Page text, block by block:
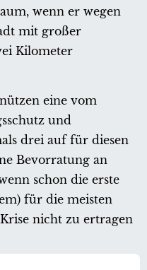
wenn er wegen
mit großer
Kilometer
eine vom
und
drei auf für diesen
Bevorratung an
schon die erste
für die meisten
nicht zu ertragen